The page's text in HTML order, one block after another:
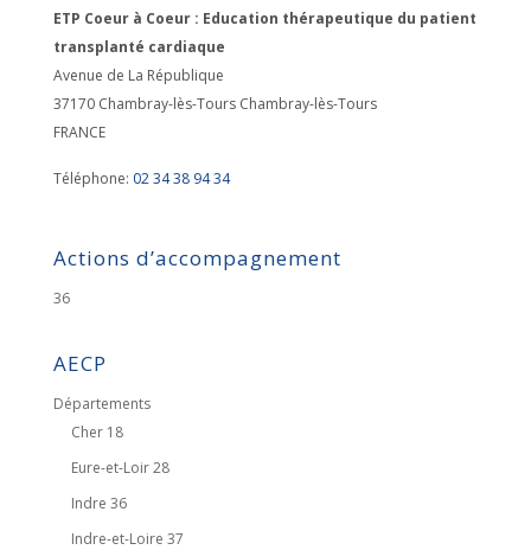
ETP Coeur à Coeur : Education thérapeutique du patient
transplanté cardiaque
Avenue de La République
37170 Chambray-lès-Tours Chambray-lès-Tours
FRANCE
Téléphone: 02 34 38 94 34
Actions d’accompagnement
36
AECP
Départements
Cher 18
Eure-et-Loir 28
Indre 36
Indre-et-Loire 37